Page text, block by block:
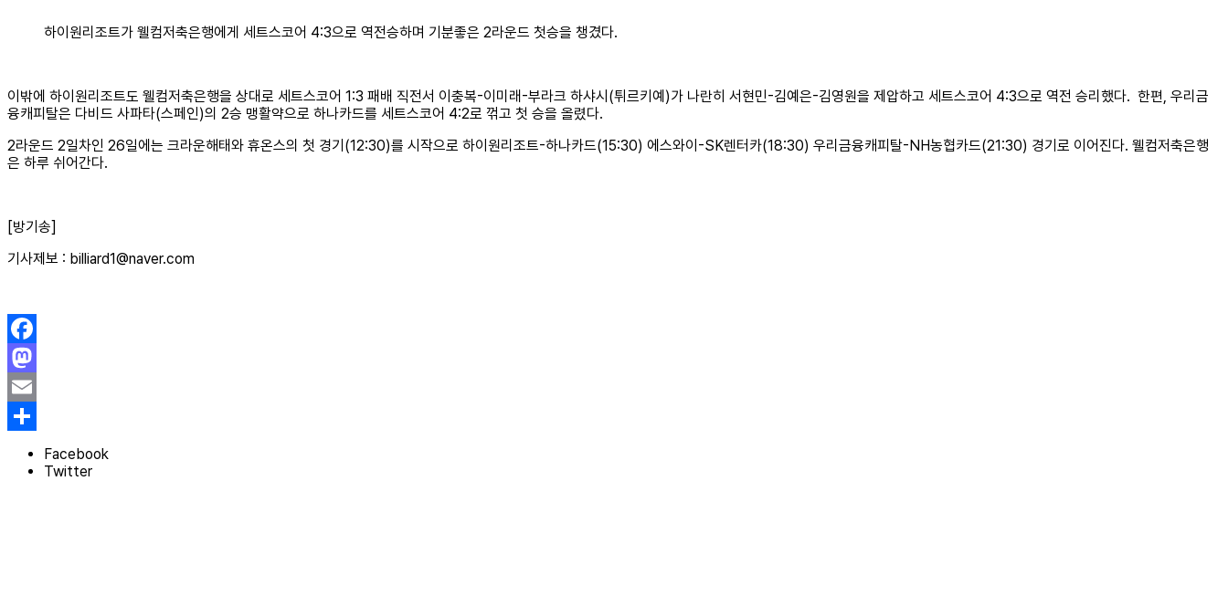
하이원리조트가 웰컴저축은행에게 세트스코어 4:3으로 역전승하며 기분좋은 2라운드 첫승을 챙겼다.
이밖에 하이원리조트도 웰컴저축은행을 상대로 세트스코어 1:3 패배 직전서 이충복-이미래-부라크 하샤시(튀르키예)가 나란히 서현민-김예은-김영원을 제압하고 세트스코어 4:3으로 역전 승리했다. 한편, 우리금
융캐피탈은 다비드 사파타(스페인)의 2승 맹활약으로 하나카드를 세트스코어 4:2로 꺾고 첫 승을 올렸다.
2라운드 2일차인 26일에는 크라운해태와 휴온스의 첫 경기(12:30)를 시작으로 하이원리조트-하나카드(15:30) 에스와이-SK렌터카(18:30) 우리금융캐피탈-NH농협카드(21:30) 경기로 이어진다. 웰컴저축은행
은 하루 쉬어간다.
[방기송]
기사제보 : billiard1@naver.com
Facebook
Mastodon
Email
Share
Facebook
Twitter